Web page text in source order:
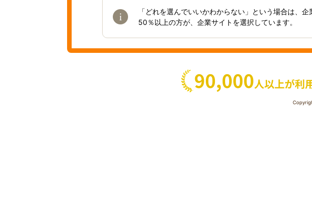
「どれを選んでいいかわからない」という場合は、企
50％以上の方が、企業サイトを選択しています。